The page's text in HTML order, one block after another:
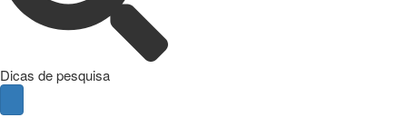
Dicas de pesquisa